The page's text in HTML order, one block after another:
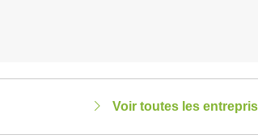
Voir toutes les